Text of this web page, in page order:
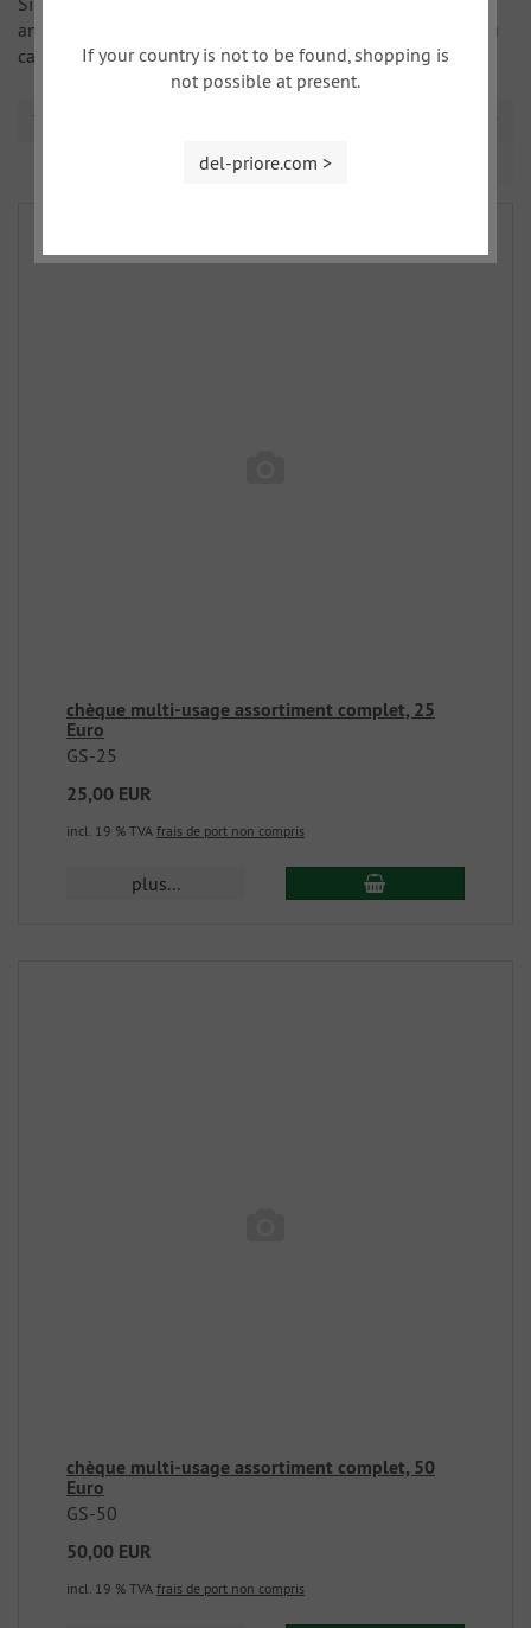
anciennes, offrez-lui un bon cadeau. Ainsi, le destinataire du
cadeau pourra choisir lui-même quelque chose.
Triage
chèque multi-usage assortiment complet, 25
Euro
GS-25
25,00 EUR
incl. 19 % TVA frais de port non compris
plus...
chèque multi-usage assortiment complet, 50
Euro
GS-50
50,00 EUR
incl. 19 % TVA frais de port non compris
If your country is not to be found, shopping is
not possible at present.
del-priore.com >